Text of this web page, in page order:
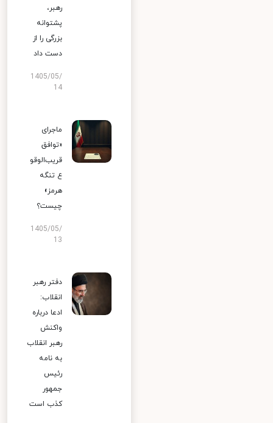
رهبر،
پشتوانه
بزرگی را از
دست داد
1405/05/
14
ماجرای
«توافق
قریب‌الوقو
ع تنگه
هرمز»
چیست؟
1405/05/
13
دفتر رهبر
انقلاب:
ادعا درباره
واکنش
رهبر انقلاب
به نامه
رئیس
جمهور
کذب است